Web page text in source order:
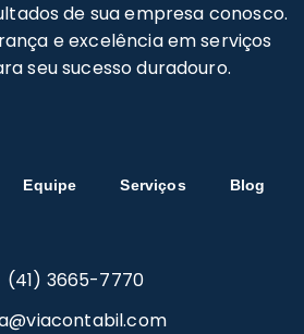
de sua empresa conosco.
e excelência em serviços
seu sucesso duradouro.
Equipe Serviços Blog
(41) 3665-7770